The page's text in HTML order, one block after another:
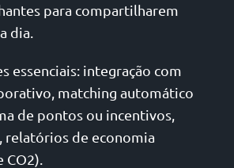
para compartilharem
dia.
essenciais: integração com
matching automático
de pontos ou incentivos,
relatórios de economia